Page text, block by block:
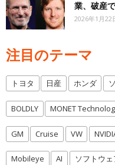
業、破産
2026年1月22
注目のテーマ
トヨタ 日産 ホンダ
BOLDLY MONET
GM Cruise VW
Mobileye AI ソフトウェ